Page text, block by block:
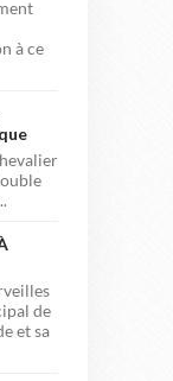
à ce
de
et sa